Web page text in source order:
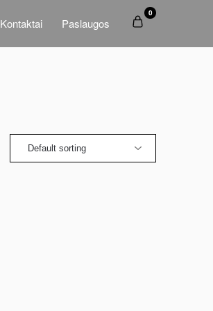
Kontaktai Paslaugos
0